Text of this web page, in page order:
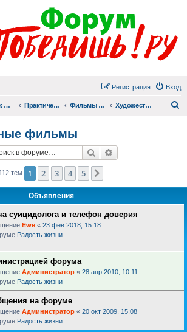
Вход
Регистрация
Список форумов Практический раздел Фильмы для души Художественные фильмы
фильмы
Поиск
112 тем 1 2 3 4 5
Объявления
суицидолога и телефон доверия
Ewe « 23 фев 2018, 15:18
Радость жизни
форума
Администратор « 28 апр 2010, 10:11
Радость жизни
на форуме
Администратор « 20 окт 2009, 15:08
Радость жизни